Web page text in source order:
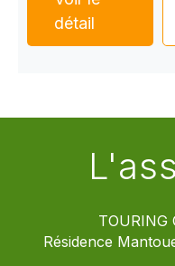
détail
TOURING
Résidence